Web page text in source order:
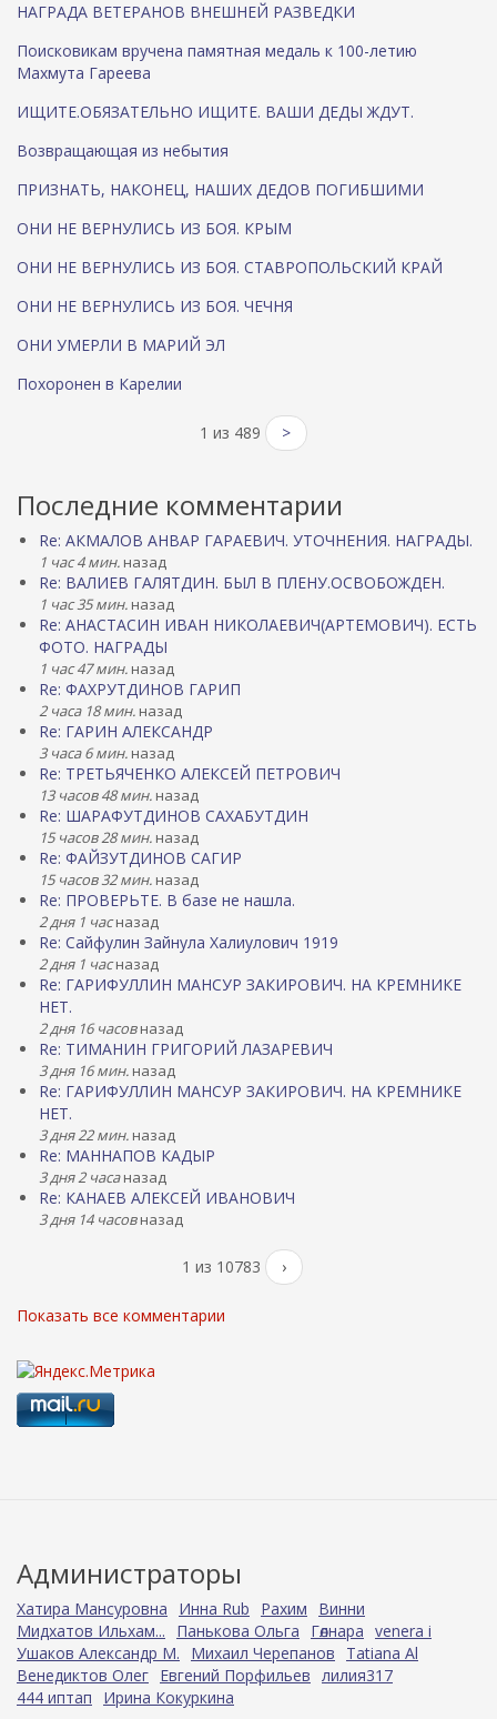
НАГРАДА ВЕТЕРАНОВ ВНЕШНЕЙ РАЗВЕДКИ
Поисковикам вручена памятная медаль к 100-летию
Махмута Гареева
ИЩИТЕ.ОБЯЗАТЕЛЬНО ИЩИТЕ. ВАШИ ДЕДЫ ЖДУТ.
Возвращающая из небытия
ПРИЗНАТЬ, НАКОНЕЦ, НАШИХ ДЕДОВ ПОГИБШИМИ
ОНИ НЕ ВЕРНУЛИСЬ ИЗ БОЯ. КРЫМ
ОНИ НЕ ВЕРНУЛИСЬ ИЗ БОЯ. СТАВРОПОЛЬСКИЙ КРАЙ
ОНИ НЕ ВЕРНУЛИСЬ ИЗ БОЯ. ЧЕЧНЯ
ОНИ УМЕРЛИ В МАРИЙ ЭЛ
Похоронен в Карелии
1 из 489 >
Последние комментарии
Re: АКМАЛОВ АНВАР ГАРАЕВИЧ. УТОЧНЕНИЯ. НАГРАДЫ.
1 час 4 мин. назад
Re: ВАЛИЕВ ГАЛЯТДИН. БЫЛ В ПЛЕНУ.ОСВОБОЖДЕН.
1 час 35 мин. назад
Re: АНАСТАСИН ИВАН НИКОЛАЕВИЧ(АРТЕМОВИЧ). ЕСТЬ
ФОТО. НАГРАДЫ
1 час 47 мин. назад
Re: ФАХРУТДИНОВ ГАРИП
2 часа 18 мин. назад
Re: ГАРИН АЛЕКСАНДР
3 часа 6 мин. назад
Re: ТРЕТЬЯЧЕНКО АЛЕКСЕЙ ПЕТРОВИЧ
13 часов 48 мин. назад
Re: ШАРАФУТДИНОВ САХАБУТДИН
15 часов 28 мин. назад
Re: ФАЙЗУТДИНОВ САГИР
15 часов 32 мин. назад
Re: ПРОВЕРЬТЕ. В базе не нашла.
2 дня 1 часназад
Re: Сайфулин Зайнула Халиулович 1919
2 дня 1 часназад
Re: ГАРИФУЛЛИН МАНСУР ЗАКИРОВИЧ. НА КРЕМНИКЕ
НЕТ.
2 дня 16 часовназад
Re: ТИМАНИН ГРИГОРИЙ ЛАЗАРЕВИЧ
3 дня 16 мин. назад
Re: ГАРИФУЛЛИН МАНСУР ЗАКИРОВИЧ. НА КРЕМНИКЕ
НЕТ.
3 дня 22 мин. назад
Re: МАННАПОВ КАДЫР
3 дня 2 часаназад
Re: КАНАЕВ АЛЕКСЕЙ ИВАНОВИЧ
3 дня 14 часовназад
1 из 10783 ›
Показать все комментарии
Администраторы
Хатира Мансуровна Инна Rub Рахим
Винни
Мидхатов Ильхам...
Панькова Ольга Гөлнара venera i
Ушаков Александр М.
Михаил Черепанов
Tatiana Al
Венедиктов Олег Евгений Порфильев лилия317
444 иптап
Ирина Кокуркина